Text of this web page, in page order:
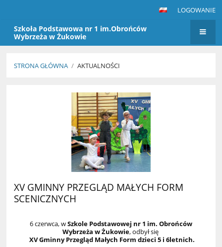
LOGOWANIE
Szkoła Podstawowa nr 1 im.Obrońców
Wybrzeża w Żukowie
STRONA GŁÓWNA / AKTUALNOŚCI
XV GMINNY PRZEGLĄD MAŁYCH FORM
SCENICZNYCH
6 czerwca, wSzkole Podstawowej nr 1 im. Obrońców
Wybrzeża w Żukowie, odbył się
XV Gminny Przegląd Małych Form dzieci 5 i 6letnich.